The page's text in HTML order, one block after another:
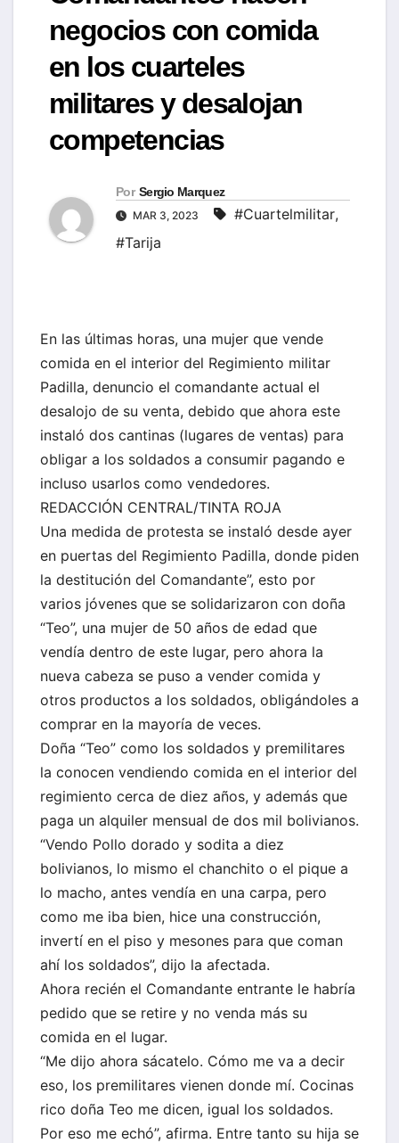
negocios con comida
en los cuarteles
militares y desalojan
competencias
Por Sergio Marquez
MAR 3, 2023 #Cuartelmilitar,
#Tarija
En las últimas horas, una mujer que vende
comida en el interior del Regimiento militar
Padilla, denuncio el comandante actual el
desalojo de su venta, debido que ahora este
instaló dos cantinas (lugares de ventas) para
obligar a los soldados a consumir pagando e
incluso usarlos como vendedores.
REDACCIÓN CENTRAL/TINTA ROJA
Una medida de protesta se instaló desde ayer
en puertas del Regimiento Padilla, donde piden
la destitución del Comandante”, esto por
varios jóvenes que se solidarizaron con doña
“Teo”, una mujer de 50 años de edad que
vendía dentro de este lugar, pero ahora la
nueva cabeza se puso a vender comida y
otros productos a los soldados, obligándoles a
comprar en la mayoría de veces.
Doña “Teo” como los soldados y premilitares
la conocen vendiendo comida en el interior del
regimiento cerca de diez años, y además que
paga un alquiler mensual de dos mil bolivianos.
“Vendo Pollo dorado y sodita a diez
bolivianos, lo mismo el chanchito o el pique a
lo macho, antes vendía en una carpa, pero
como me iba bien, hice una construcción,
invertí en el piso y mesones para que coman
ahí los soldados”, dijo la afectada.
Ahora recién el Comandante entrante le habría
pedido que se retire y no venda más su
comida en el lugar.
“Me dijo ahora sácatelo. Cómo me va a decir
eso, los premilitares vienen donde mí. Cocinas
rico doña Teo me dicen, igual los soldados.
Por eso me echó”, afirma. Entre tanto su hija se